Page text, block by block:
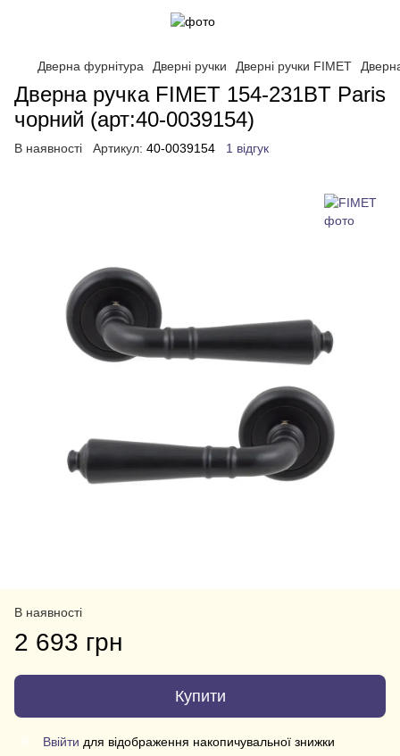
Дверна фурнітура Дверні ручки Дверні ручки FIMET
Дверна ручка FIMET 154-231BT Paris
чорний (арт:40-0039154)
В наявності Артикул: 40-0039154 1 відгук
В наявності
2 693 грн
Купити
Ввійти для відображення накопичувальної знижки